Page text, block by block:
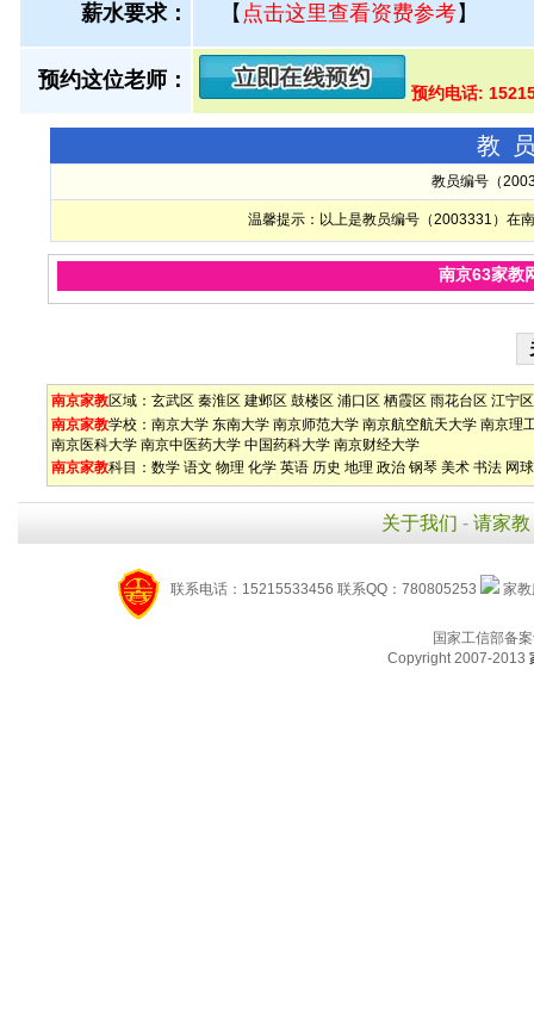
薪水要求： 【 点击这里查看资费参考】
预约这位老师：
预约电话:
教
教员编号（
温馨提示：以上是教员编号（2003331）在
南京63家教
南京家教区域： 玄武区 秦淮区 建邺区 鼓楼区 浦口区 栖霞区 雨花台区 江宁区
南京家教学校： 南京大学 东南大学 南京师范大学 南京航空航天大学 南京理
南京医科大学 南京中医药大学 中国药科大学 南京财经大学
南京家教科目： 数学 语文 物理 化学 英语 历史 地理 政治 钢琴 美术 书法 网球
关于我们 - 请家教
联系电话：15215533456 联系QQ：780805253 家
国家工信部备
Copyright 2007-2013